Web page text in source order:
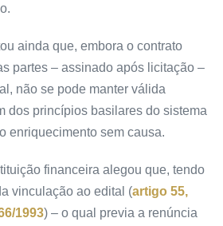
ainda que, embora o contrato
partes – assinado após licitação –
não se pode manter válida
dos princípios basilares do sistema
enriquecimento sem causa.
financeira alegou que, tendo
vinculação ao edital (artigo 55,
1993) – o qual previa a renúncia